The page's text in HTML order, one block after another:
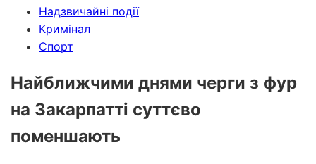
Надзвичайні події
Кримінал
Спорт
Найближчими днями черги з фур
на Закарпатті суттєво
поменшають